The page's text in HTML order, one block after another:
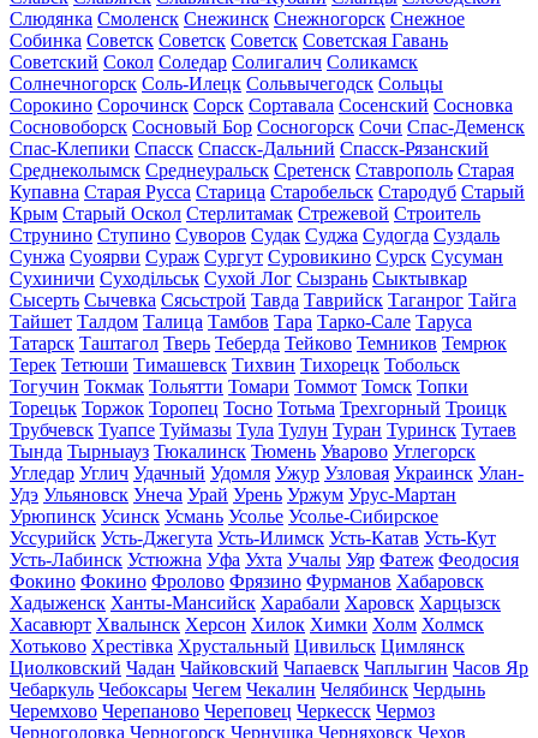
Слюдянка Смоленск Снежинск Снежногорск Снежное
Собинка Советск Советск Советск Советская Гавань
Советский Сокол Соледар Солигалич Соликамск
Солнечногорск Соль-Илецк Сольвычегодск Сольцы
Сорокино Сорочинск Сорск Сортавала Сосенский Сосновка
Сосновоборск Сосновый Бор Сосногорск Сочи Спас-Деменск
Спас-Клепики Спасск Спасск-Дальний Спасск-Рязанский
Среднеколымск Среднеуральск Сретенск Ставрополь Старая
Купавна Старая Русса Старица Старобельск Стародуб Старый
Крым Старый Оскол Стерлитамак Стрежевой Строитель
Струнино Ступино Суворов Судак Суджа Судогда Суздаль
Сунжа Суоярви Сураж Сургут Суровикино Сурск Сусуман
Сухиничи Суходільськ Сухой Лог Сызрань Сыктывкар
Сысерть Сычевка Сясьстрой Тавда Таврийск Таганрог Тайга
Тайшет Талдом Талица Тамбов Тара Тарко-Сале Таруса
Татарск Таштагол Тверь Теберда Тейково Темников Темрюк
Терек Тетюши Тимашевск Тихвин Тихорецк Тобольск
Тогучин Токмак Тольятти Томари Томмот Томск Топки
Торецьк Торжок Торопец Тосно Тотьма Трехгорный Троицк
Трубчевск Туапсе Туймазы Тула Тулун Туран Туринск Тутаев
Тында Тырныауз Тюкалинск Тюмень Уварово Углегорск
Угледар Углич Удачный Удомля Ужур Узловая Украинск Улан-
Удэ Ульяновск Унеча Урай Урень Уржум Урус-Мартан
Урюпинск Усинск Усмань Усолье Усолье-Сибирское
Уссурийск Усть-Джегута Усть-Илимск Усть-Катав Усть-Кут
Усть-Лабинск Устюжна Уфа Ухта Учалы Уяр Фатеж Феодосия
Фокино Фокино Фролово Фрязино Фурманов Хабаровск
Хадыженск Ханты-Мансийск Харабали Харовск Харцызск
Хасавюрт Хвалынск Херсон Хилок Химки Холм Холмск
Хотьково Хрестівка Хрустальный Цивильск Цимлянск
Циолковский Чадан Чайковский Чапаевск Чаплыгин Часов Яр
Чебаркуль Чебоксары Чегем Чекалин Челябинск Чердынь
Черемхово Черепаново Череповец Черкесск Чермоз
Черноголовка Черногорск Чернушка Черняховск Чехов